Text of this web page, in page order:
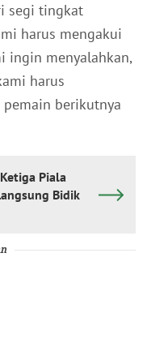
segi tingkat
harus mengakui
ingin menyalahkan,
harus
berikutnya
Piala
Bidik